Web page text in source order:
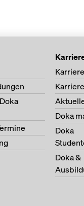
Doka
Doka
Doka &